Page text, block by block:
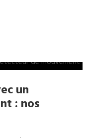
un
: nos